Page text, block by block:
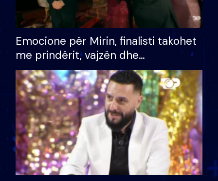
Emocione për Mirin, finalisti takohet
me prindërit, vajzën dhe
bashkëshorten: S’kemi ndonjë letër
divorci apo jo?